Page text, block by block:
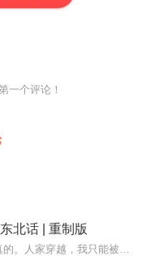
一个评论！
北话 | 重制版
【内容简介】我真倒霉，真的。人家穿越，我只能被穿越。在我的第“好几号”当铺里，我接待了名叫荆轲、李白、关羽、秦侩等等一系列客户，发生了一连串让人忍俊不禁的故事…...